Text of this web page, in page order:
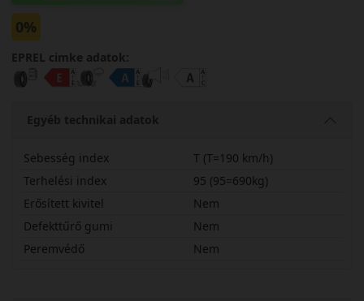
0%
EPREL cimke adatok:
Egyéb technikai adatok
Sebesség index
T (T=190 km/h)
Terhelési index
95 (95=690kg)
Erősített kivitel
Nem
Defekttűrő gumi
Nem
Peremvédő
Nem